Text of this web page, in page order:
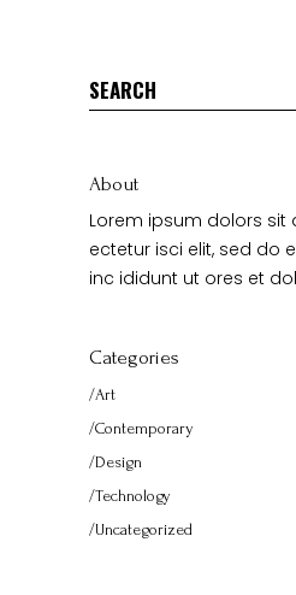
Search
for:
About
Lorem ipsum dolors sit
ectetur isci elit, sed do
inc ididunt ut ores et
Categories
Art
Contemporary
Design
Technology
Uncategorized